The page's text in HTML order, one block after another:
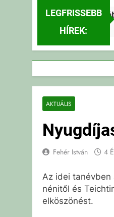
LEGFRISSEBB
HÍREK:
Erdei Vándortábor
3 Nap Ezelőtt
AKTUÁLIS
Fehér István 4
Az idei tanévben
nénitől és
elköszönést.